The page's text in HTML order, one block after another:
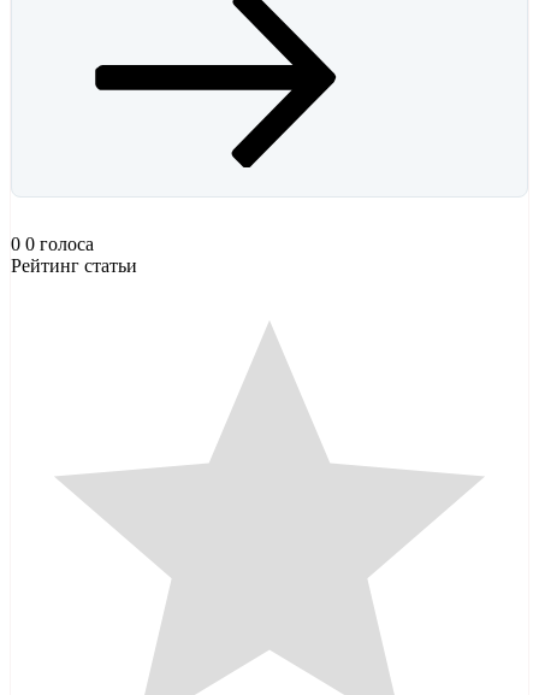
0 0 голоса
Рейтинг статьи